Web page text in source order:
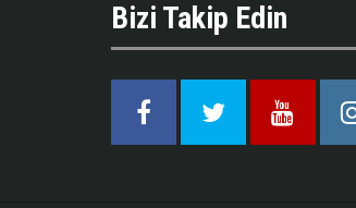
Bizi Takip Edin
Facebook Twitter Youtube